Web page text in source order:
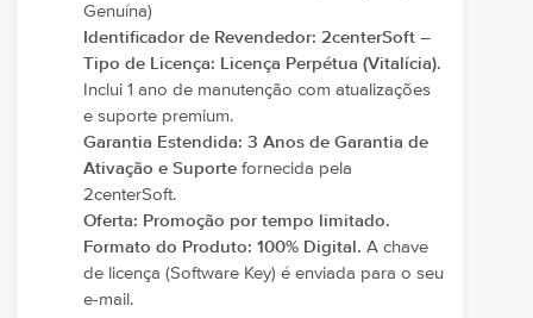
Genuína)
Identificador de Revendedor: 2centerSoft –
Tipo de Licença:
Licença Perpétua (Vitalícia).
Inclui 1 ano de manutenção com atualizações
e suporte premium.
Garantia Estendida: 3 Anos de Garantia de
Ativação e Suporte fornecida pela
2centerSoft.
Oferta: Promoção por tempo limitado.
Formato do Produto: 100% Digital. A chave
de licença (Software Key) é enviada para o seu
e-mail.